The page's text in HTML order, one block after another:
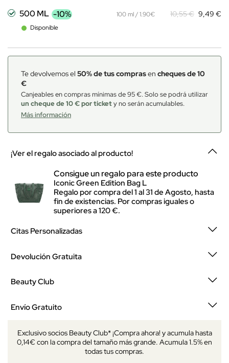
500 ML -10%
Disponible
100 ml / 1.90€ 10,55 € 9,49 €
Te devolvemos el 50% de tus comprasen cheques de 10
€
Canjeables en compras mínimas de 95 €. Solo se podrá utilizar
un cheque de 10 € por tickety no serán acumulables.
Más información
¡Ver el regalo asociado al producto!
Consigue un regalo para este producto
Iconic Green Edition Bag L
Regalo por compra del 1 al 31 de Agosto, hasta
fin de existencias. Por compras iguales o
superiores a 120 €.
Citas Personalizadas
Devolución Gratuita
Beauty Club
Envío Gratuito
Exclusivo socios Beauty Club* ¡Compra ahora! y acumula hasta
0,14€ con la compra del tamaño más grande. Acumula 1.5% en
todas tus compras.